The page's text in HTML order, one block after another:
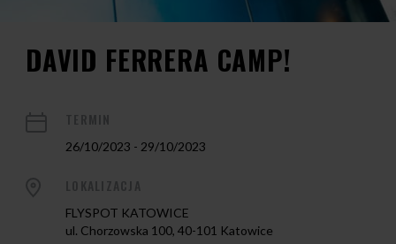
DAVID FERRERA CAMP!
26/10/2023 - 29/10/2023
FLYSPOT KATOWICE
ul. Chorzowska 100, 40-101 Katowice